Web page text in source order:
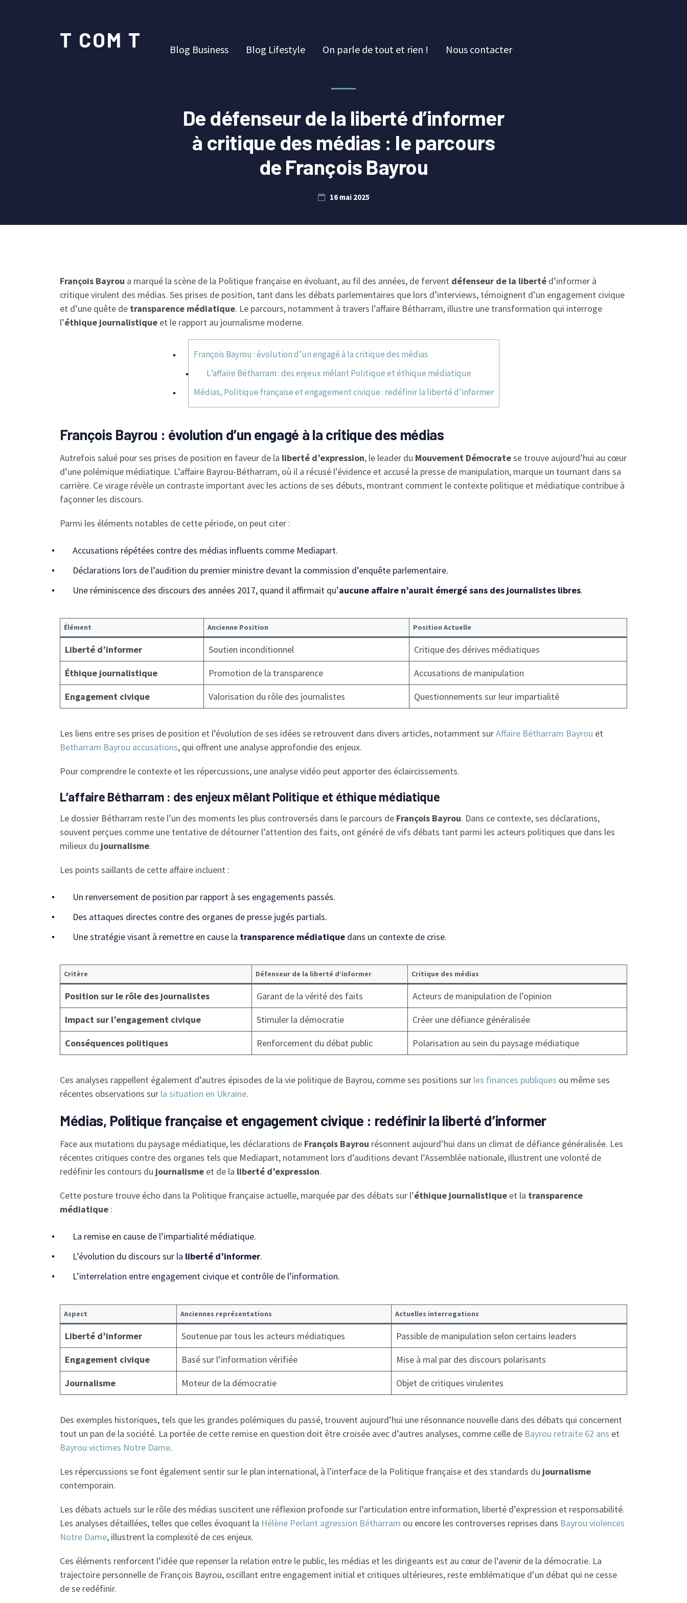
T COM T Blog Business Blog Lifestyle On parle de tout et rien ! Nous contacter
De défenseur de la liberté d’informer
à critique des médias : le parcours
de François Bayrou
16 mai 2025
François Bayrou a marqué la scène de la Politique française en évoluant, au fil des années, de fervent défenseur de la liberté d’informer à
critique virulent des médias. Ses prises de position, tant dans les débats parlementaires que lors d’interviews, témoignent d’un engagement civique
et d’une quête de transparence médiatique. Le parcours, notamment à travers l’affaire Bétharram, illustre une transformation qui interroge
l’éthique journalistique et le rapport au journalisme moderne.
François Bayrou : évolution d’un engagé à la critique des médias
L’affaire Bétharram : des enjeux mêlant Politique et éthique médiatique
Médias, Politique française et engagement civique : redéfinir la liberté d’informer
François Bayrou : évolution d’un engagé à la critique des médias
Autrefois salué pour ses prises de position en faveur de la liberté d’expression, le leader du Mouvement Démocratese trouve aujourd’hui au cœur
d’une polémique médiatique. L’affaire Bayrou-Bétharram, où il a récusé l’évidence et accusé la presse de manipulation, marque un tournant dans sa
carrière. Ce virage révèle un contraste important avec les actions de ses débuts, montrant comment le contexte politique et médiatique contribue à
façonner les discours.
Parmi les éléments notables de cette période, on peut citer :
Accusations répétées contre des médias influents comme Mediapart.
Déclarations lors de l’audition du premier ministre devant la commission d’enquête parlementaire.
Une réminiscence des discours des années 2017, quand il affirmait qu’aucune affaire n’aurait émergé sans des journalistes libres.
Élément Ancienne Position Position Actuelle
Liberté d’informer Soutien inconditionnel
Critique des dérives médiatiques
Éthique journalistique
Promotion de la transparence
Accusations de manipulation
Engagement civique
Valorisation du rôle des journalistes Questionnements sur leur impartialité
Les liens entre ses prises de position et l’évolution de ses idées se retrouvent dans divers articles, notamment surAffaire Bétharram Bayrou et
Betharram Bayrou accusations, qui offrent une analyse approfondie des enjeux.
Pour comprendre le contexte et les répercussions, une analyse vidéo peut apporter des éclaircissements.
L’affaire Bétharram : des enjeux mêlant Politique et éthique médiatique
Le dossier Bétharram reste l’un des moments les plus controversés dans le parcours de François Bayrou. Dans ce contexte, ses déclarations,
souvent perçues comme une tentative de détourner l’attention des faits, ont généré de vifs débats tant parmi les acteurs politiques que dans les
milieux du journalisme.
Les points saillants de cette affaire incluent :
Un renversement de position par rapport à ses engagements passés.
Des attaques directes contre des organes de presse jugés partials.
Une stratégie visant à remettre en cause la transparence médiatique dans un contexte de crise.
Critère Défenseur de la liberté d’informer Critique des médias
Position sur le rôle des journalistes Garant de la vérité des faits
Acteurs de manipulation de l’opinion
Impact sur l’engagement civique
Stimuler la démocratie
Créer une défiance généralisée
Conséquences politiques
Renforcement du débat public Polarisation au sein du paysage médiatique
Ces analyses rappellent également d’autres épisodes de la vie politique de Bayrou, comme ses positions sur les finances publiques ou même ses
récentes observations sur la situation en Ukraine.
Médias, Politique française et engagement civique : redéfinir la liberté d’informer
Face aux mutations du paysage médiatique, les déclarations de François Bayrou résonnent aujourd’hui dans un climat de défiance généralisée. Les
récentes critiques contre des organes tels que Mediapart, notamment lors d’auditions devant l’Assemblée nationale, illustrent une volonté de
redéfinir les contours du journalisme et de la liberté d’expression.
Cette posture trouve écho dans la Politique française actuelle, marquée par des débats sur l’éthique journalistique et la transparence
médiatique :
La remise en cause de l’impartialité médiatique.
L’évolution du discours sur la liberté d’informer.
L’interrelation entre engagement civique et contrôle de l’information.
Aspect Anciennes représentations Actuelles interrogations
Liberté d’informer Soutenue par tous les acteurs médiatiques
Passible de manipulation selon certains leaders
Engagement civique
Basé sur l’information vérifiée
Mise à mal par des discours polarisants
Journalisme
Moteur de la démocratie Objet de critiques virulentes
Des exemples historiques, tels que les grandes polémiques du passé, trouvent aujourd’hui une résonnance nouvelle dans des débats qui concernent
tout un pan de la société. La portée de cette remise en question doit être croisée avec d’autres analyses, comme celle de Bayrou retraite 62 ans et
Bayrou victimes Notre Dame.
Les répercussions se font également sentir sur le plan international, à l’interface de la Politique française et des standards du journalisme
contemporain.
Les débats actuels sur le rôle des médias suscitent une réflexion profonde sur l’articulation entre information, liberté d’expression et responsabilité.
Les analyses détaillées, telles que celles évoquant la Hélène Perlant agression Bétharram ou encore les controverses reprises dans Bayrou violences
Notre Dame, illustrent la complexité de ces enjeux.
Ces éléments renforcent l’idée que repenser la relation entre le public, les médias et les dirigeants est au cœur de l’avenir de la démocratie. La
trajectoire personnelle de François Bayrou, oscillant entre engagement initial et critiques ultérieures, reste emblématique d’un débat qui ne cesse
de se redéfinir.